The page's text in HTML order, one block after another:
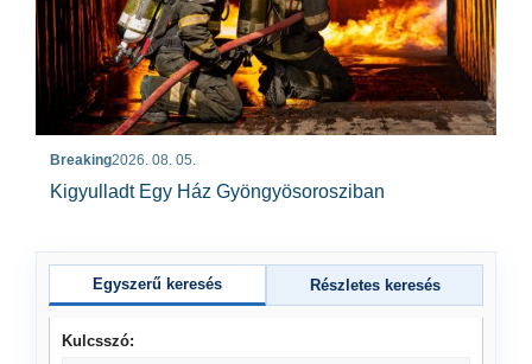
Breaking2026. 08. 05.
Kigyulladt Egy Ház Gyöngyösorosziban
Egyszerű keresés Részletes keresés
Kulcsszó: